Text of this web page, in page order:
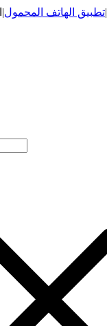
|تطبيق الهاتف المحمول|